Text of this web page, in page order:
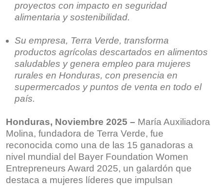
proyectos con impacto en seguridad
alimentaria y sostenibilidad.
Su empresa, Terra Verde, transforma
productos agrícolas descartados en alimentos
saludables y genera empleo para mujeres
rurales en Honduras, con presencia en
supermercados y puntos de venta en todo el
país.
Honduras, Noviembre 2025 – María Auxiliadora
Molina, fundadora de Terra Verde, fue
reconocida como una de las 15 ganadoras a
nivel mundial del Bayer Foundation Women
Entrepreneurs Award 2025, un galardón que
destaca a mujeres líderes que impulsan